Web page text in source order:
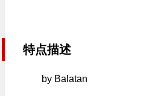
特点描述
by Balatan